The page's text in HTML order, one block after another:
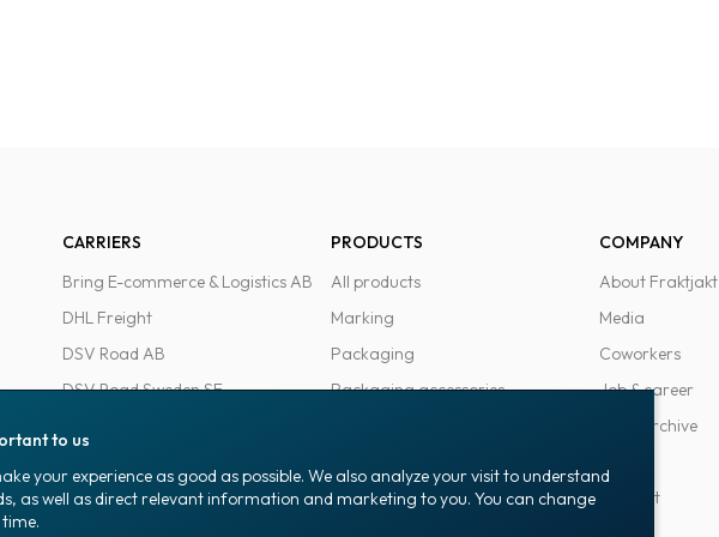
CARRIERS
Bring E-commerce & Logistics AB
DHL Freight
DSV Road AB
DSV Road Sweden SE
PostNord Sverige AB
PRODUCTS
All products
Marking
Packaging
Packaging accessories
COMPANY
About Fraktjakt
Media
Coworkers
Job & career
News archive
Support
to us
your experience as good as possible. We also analyze your visit to understand
as well as direct relevant information and marketing to you. You can change